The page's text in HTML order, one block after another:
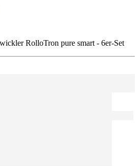
RolloTron pure smart - 6er-Set